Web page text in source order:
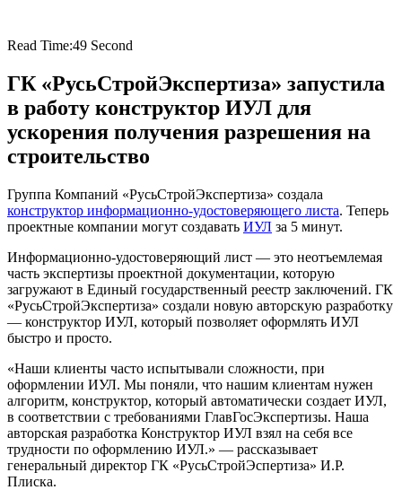
Read Time:49 Second
ГК «РусьСтройЭкспертиза» запустила
в работу конструктор ИУЛ для
ускорения получения разрешения на
строительство
Группа Компаний «РусьСтройЭкспертиза» создала
конструктор информационно-удостоверяющего листа. Теперь
проектные компании могут создавать ИУЛ за 5 минут.
Информационно-удостоверяющий лист — это неотъемлемая
часть экспертизы проектной документации, которую
загружают в Единый государственный реестр заключений. ГК
«РусьСтройЭкспертиза» создали новую авторскую разработку
— конструктор ИУЛ, который позволяет оформлять ИУЛ
быстро и просто.
«Наши клиенты часто испытывали сложности, при
оформлении ИУЛ. Мы поняли, что нашим клиентам нужен
алгоритм, конструктор, который автоматически создает ИУЛ,
в соответствии с требованиями ГлавГосЭкспертизы. Наша
авторская разработка Конструктор ИУЛ взял на себя все
трудности по оформлению ИУЛ.» — рассказывает
генеральный директор ГК «РусьСтройЭспертиза» И.Р.
Плиска.